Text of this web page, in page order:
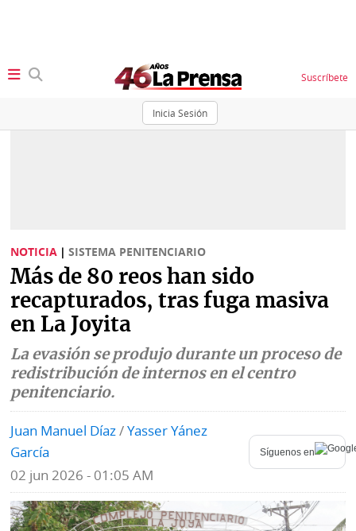
Inicia Sesión
Suscríbete
Sociedad
Judiciales
Política
Economía
Mundo
Deportes
Ponle
la
K
Vivir+
Opinión
Fotografías
Fe
de
NOTICIA | SISTEMA PENITENCIARIO
Más de 80 reos han sido
recapturados, tras fuga masiva
en La Joyita
La evasión se produjo durante un proceso de
redistribución de internos en el centro
penitenciario.
Juan Manuel Díaz/Yasser Yánez
García
02 jun 2026 - 01:05 AM
Síguenos en